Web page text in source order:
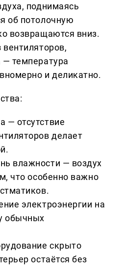
поднимаясь
об потолочную
возвращаются вниз.
вентиляторов,
температура
и деликатно.
— отсутствие
делает
влажности — воздух
что особенно важно
электроэнергии на
обычных
скрыто
остаётся без